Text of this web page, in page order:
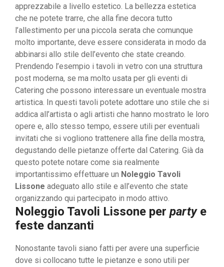
apprezzabile a livello estetico. La bellezza estetica
che ne potete trarre, che alla fine decora tutto
l’allestimento per una piccola serata che comunque
molto importante, deve essere considerata in modo da
abbinarsi allo stile dell’evento che state creando.
Prendendo l’esempio i tavoli in vetro con una struttura
post moderna, se ma molto usata per gli eventi di
Catering che possono interessare un eventuale mostra
artistica. In questi tavoli potete adottare uno stile che si
addica all’artista o agli artisti che hanno mostrato le loro
opere e, allo stesso tempo, essere utili per eventuali
invitati che si vogliono trattenere alla fine della mostra,
degustando delle pietanze offerte dal Catering. Già da
questo potete notare come sia realmente
importantissimo effettuare un Noleggio Tavoli
Lissone adeguato allo stile e all’evento che state
organizzando qui partecipato in modo attivo.
Noleggio Tavoli Lissone per partye
feste danzanti
Nonostante tavoli siano fatti per avere una superficie
dove si collocano tutte le pietanze e sono utili per